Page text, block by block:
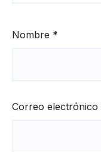
Nombre *
Correo electrónico